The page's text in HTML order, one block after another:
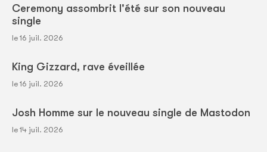
Ceremony assombrit l'été sur son nouveau
single
le 16 juil. 2026
King Gizzard, rave éveillée
le 16 juil. 2026
Josh Homme sur le nouveau single de Mastodon
le 14 juil. 2026